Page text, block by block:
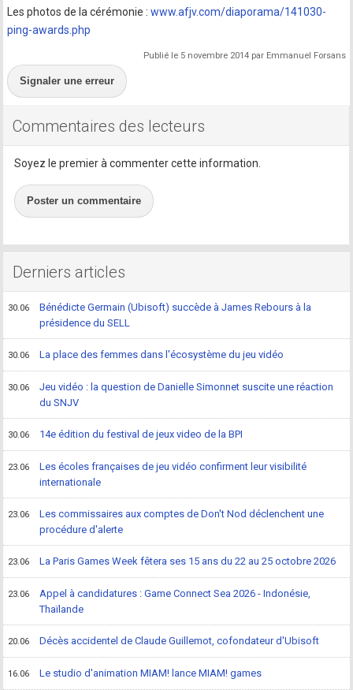
Les photos de la cérémonie :www.afjv.com/diaporama/141030-
ping-awards.php
Publié le 5 novembre 2014 par Emmanuel Forsans
Signaler une erreur
Commentaires des lecteurs
Soyez le premier à commenter cette information.
Poster un commentaire
Derniers articles
30.06
Bénédicte Germain (Ubisoft) succède à James Rebours à la
présidence du SELL
30.06 La place des femmes dans l'écosystème du jeu vidéo
30.06
Jeu vidéo : la question de Danielle Simonnet suscite une réaction
du SNJV
30.06 14e édition du festival de jeux video de la BPI
23.06
Les écoles françaises de jeu vidéo confirment leur visibilité
internationale
23.06
Les commissaires aux comptes de Don't Nod déclenchent une
procédure d'alerte
23.06 La Paris Games Week fêtera ses 15 ans du 22 au 25 octobre 2026
23.06
Appel à candidatures : Game Connect Sea 2026 - Indonésie,
Thaïlande
20.06 Décès accidentel de Claude Guillemot, cofondateur d'Ubisoft
16.06 Le studio d'animation MIAM! lance MIAM! games